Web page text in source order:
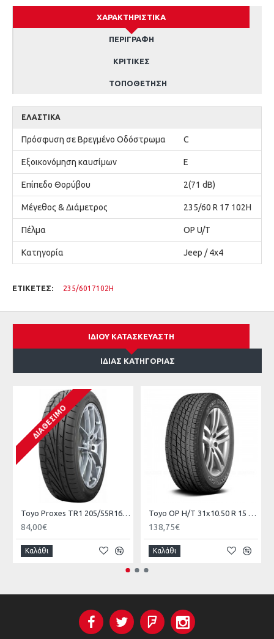
ΧΑΡΑΚΤΗΡΙΣΤΙΚΆ
ΠΕΡΙΓΡΑΦΉ
ΚΡΙΤΙΚΈΣ
ΤΟΠΟΘΈΤΗΣΗ
ΕΛΑΣΤΙΚΆ
Πρόσφυση σε Βρεγμένο Οδόστρωμα C
Εξοικονόμηση καυσίμων E
Επίπεδο Θορύβου 2(71 dB)
Μέγεθος & Διάμετρος 235/60 R 17 102Η
Πέλμα ΟΡ U/Τ
Κατηγορία Jeep / 4x4
ΕΤΙΚΈΤΕΣ: 235/6017102Η
ΊΔΙΟΥ ΚΑΤΑΣΚΕΥΑΣΤΉ
ΊΔΙΑΣ ΚΑΤΗΓΟΡΊΑΣ
ΔΙΑΘΈΣΙΜΟ
Toyo Ρroxes TR1 205/55R16 91W
84,00€
Καλάθι
Toyo ΟΡ Η/Τ 31x10.50 R 15 109S
138,75€
Καλάθι